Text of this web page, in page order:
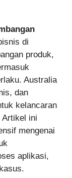
di
produk,
Australia
dan
kelancaran
Artikel ini
mengenai
aplikasi,